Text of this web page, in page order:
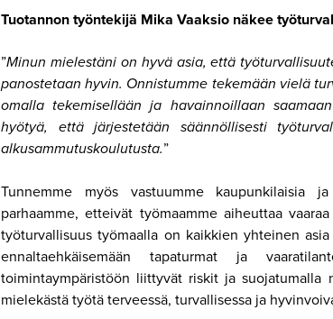
Tuotannon työntekijä Mika Vaaksio näkee
”Minun mielestäni on hyvä asia, että
panostetaan hyvin. Onnistumme tekemään vielä
omalla tekemisellään ja havainnoillaan
hyötyä, että järjestetään säännöllisesti
alkusammutuskoulutusta.”
Tunnemme myös vastuumme kaupunkilaisia
parhaamme, etteivät työmaamme aiheuttaa
työturvallisuus työmaalla on kaikkien yhteinen
ennaltaehkäisemään tapaturmat ja
toimintaympäristöön liittyvät riskit ja
mielekästä työtä terveessä, turvallisessa ja